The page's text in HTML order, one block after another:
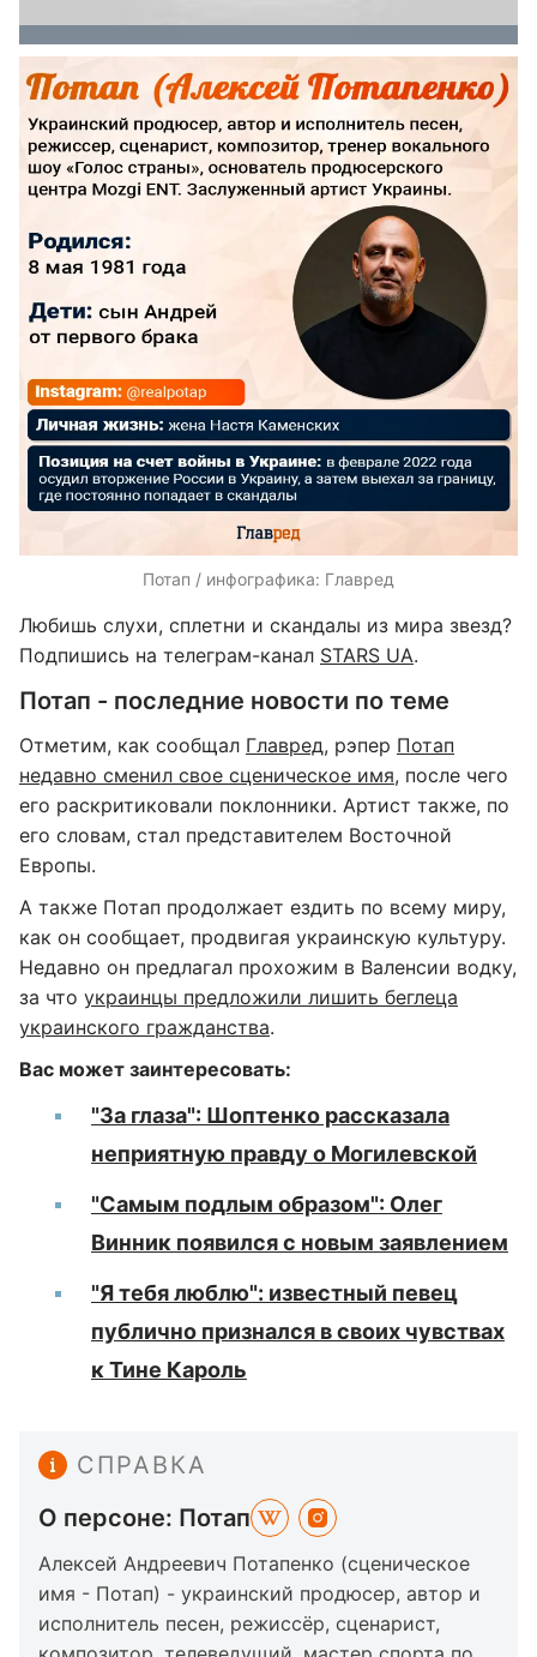
Потап / инфографика: Главред
Любишь слухи, сплетни и скандалы из мира звезд?
Подпишись на телеграм-канал STARS UA.
Потап - последние новости по теме
Отметим, как сообщал Главред, рэпер Потап
недавно сменил свое сценическое имя, после чего
его раскритиковали поклонники. Артист также, по
его словам, стал представителем Восточной
Европы.
А также Потап продолжает ездить по всему миру,
как он сообщает, продвигая украинскую культуру.
Недавно он предлагал прохожим в Валенсии водку,
за что украинцы предложили лишить беглеца
украинского гражданства.
Вас может заинтересовать:
"За глаза": Шоптенко рассказала
неприятную правду о Могилевской
"Самым подлым образом": Олег
Винник появился с новым заявлением
"Я тебя люблю": известный певец
публично признался в своих чувствах
к Тине Кароль
СПРАВКА
О персоне: Потап
Алексей Андреевич Потапенко (сценическое
имя - Потап) - украинский продюсер, автор и
исполнитель песен, режиссёр, сценарист,